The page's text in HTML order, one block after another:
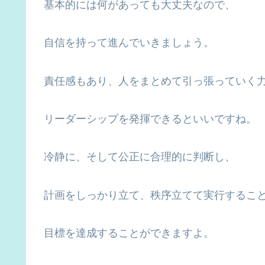
基本的には何があっても大丈夫なので、
自信を持って進んでいきましょう。
責任感もあり、人をまとめて引っ張っていく
リーダーシップを発揮できるといいですね。
冷静に、そして公正に合理的に判断し、
計画をしっかり立て、秩序立てて実行すること
目標を達成することができますよ。